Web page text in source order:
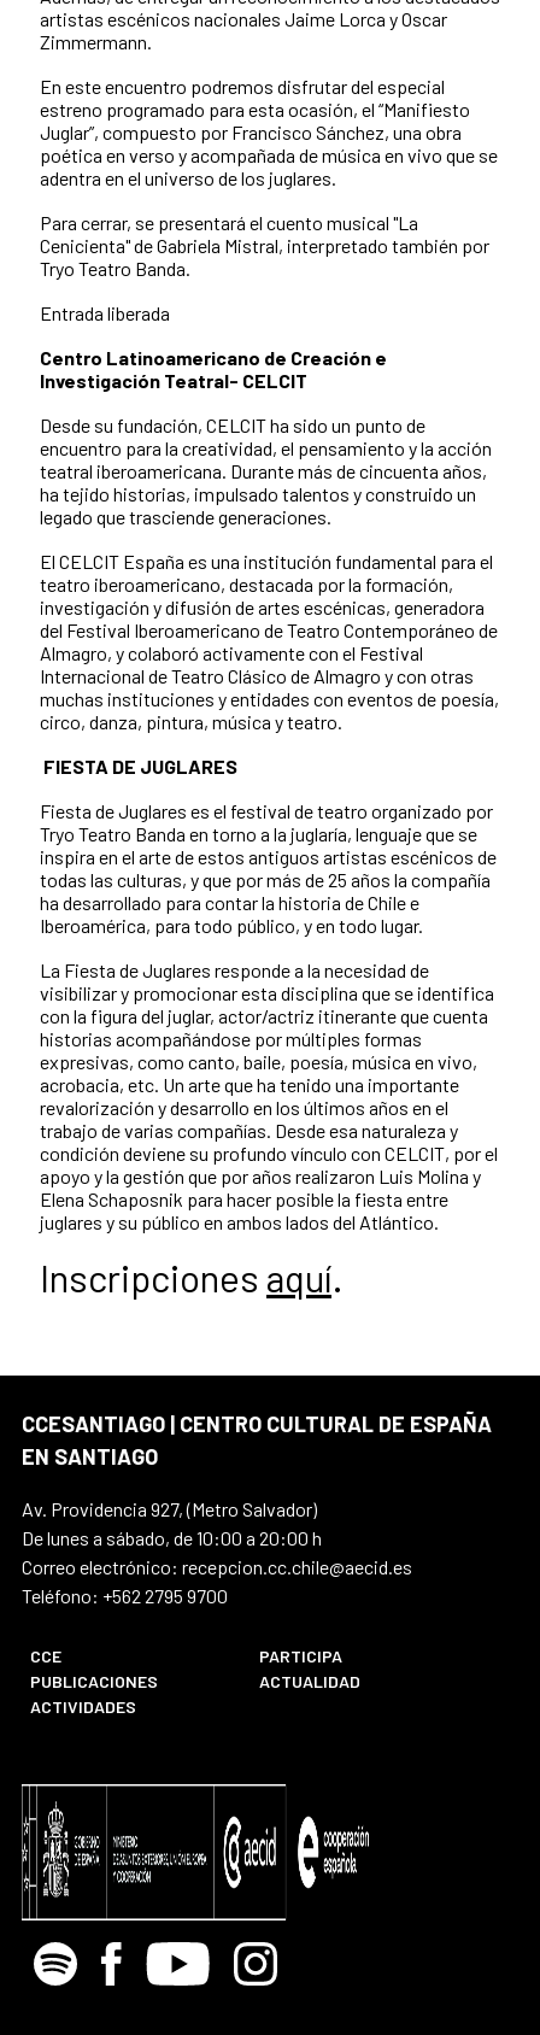
artistas escénicos nacionales Jaime Lorca y Oscar
Zimmermann.
En este encuentro podremos disfrutar del especial
estreno programado para esta ocasión, el “Manifiesto
Juglar”, compuesto por Francisco Sánchez, una obra
poética en verso y acompañada de música en vivo que se
adentra en el universo de los juglares.
Para cerrar, se presentará el cuento musical "La
Cenicienta" de Gabriela Mistral, interpretado también por
Tryo Teatro Banda.
Entrada liberada
Centro Latinoamericano de Creación e
Investigación Teatral- CELCIT
Desde su fundación, CELCIT ha sido un punto de
encuentro para la creatividad, el pensamiento y la acción
teatral iberoamericana. Durante más de cincuenta años,
ha tejido historias, impulsado talentos y construido un
legado que trasciende generaciones.
El CELCIT España es una institución fundamental para el
teatro iberoamericano, destacada por la formación,
investigación y difusión de artes escénicas, generadora
del Festival Iberoamericano de Teatro Contemporáneo de
Almagro, y colaboró activamente con el Festival
Internacional de Teatro Clásico de Almagro y con otras
muchas instituciones y entidades con eventos de poesía,
circo, danza, pintura, música y teatro.
FIESTA DE JUGLARES
Fiesta de Juglares es el festival de teatro organizado por
Tryo Teatro Banda en torno a la juglaría, lenguaje que se
inspira en el arte de estos antiguos artistas escénicos de
todas las culturas, y que por más de 25 años la compañía
ha desarrollado para contar la historia de Chile e
Iberoamérica, para todo público, y en todo lugar.
La Fiesta de Juglares responde a la necesidad de
visibilizar y promocionar esta disciplina que se identifica
con la figura del juglar, actor/actriz itinerante que cuenta
historias acompañándose por múltiples formas
expresivas, como canto, baile, poesía, música en vivo,
acrobacia, etc. Un arte que ha tenido una importante
revalorización y desarrollo en los últimos años en el
trabajo de varias compañías. Desde esa naturaleza y
condición deviene su profundo vínculo con CELCIT, por el
apoyo y la gestión que por años realizaron Luis Molina y
Elena Schaposnik para hacer posible la fiesta entre
juglares y su público en ambos lados del Atlántico.
Inscripciones aquí.
CCESANTIAGO | CENTRO CULTURAL DE ESPAÑA
EN SANTIAGO
Av. Providencia 927, (Metro Salvador)
De lunes a sábado, de 10:00 a 20:00 h
Correo electrónico: recepcion.cc.chile@aecid.es
Teléfono: +562 2795 9700
CCE
PARTICIPA
PUBLICACIONES
ACTUALIDAD
ACTIVIDADES
Spotify Facebook
Youtube Instagram